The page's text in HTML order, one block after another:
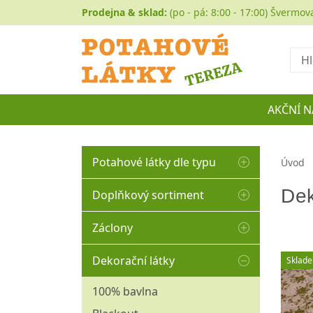
Prodejna & sklad: (po - pá: 8:00 - 17:00)
AKČNÍ
Potahové látky dle typu
Autočalounění
Buklé
Koženka
Historické a gobelíny
Manšestr
Doplňkový sortiment
Matracovina
Molitany
Ozdobné borty
Ozdobné střapce
Záclony
Hladké
Kusové
Organza
Dekorační látky
100% bavlna
Úvod